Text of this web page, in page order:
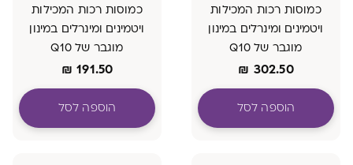
כמוסות רכות המכילות
ויטמינים ומינרלים במינון
מוגבר של Q10
₪ 302.50
הוספה לסל
כמוסות רכות המכילות
ויטמינים ומינרלים במינון
מוגבר של Q10
₪ 191.50
הוספה לסל